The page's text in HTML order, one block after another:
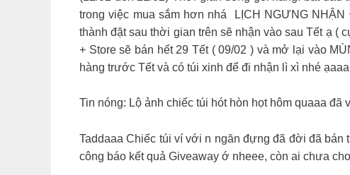
trong việc mua sắm hơn nhá ︎ LỊCH NGƯNG
thành đặt sau thời gian trên sẽ nhận vào sau Tết ạ (
+ Store sẽ bán hết 29 Tết ( 09/02 ) và mở lại vào
hàng trước Tết và có túi xinh để đi nhận lì xì nhé
Tin nóng: Lộ ảnh chiếc túi hót hòn họt hôm quaaa
Taddaaa Chiếc túi ví với n ngăn đựng đã đời đã
công báo kết quả Giveaway ớ nheee, còn ai chưa